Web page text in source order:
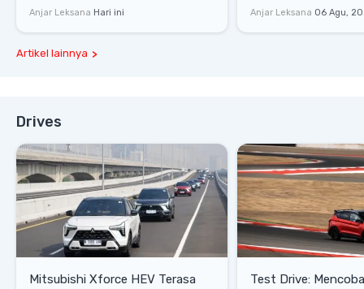
Harga
Anjar Leksana Hari ini
Rp1,49 Miliar
Anjar Leksana 06 Agu,
Artikel lainnya
Drives
Mitsubishi Xforce HEV Terasa
Test Drive: Mencoba Geely